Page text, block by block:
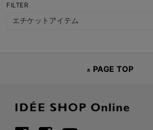
FILTER
PAGE TOP